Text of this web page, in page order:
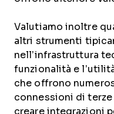
Valutiamo inoltre
altri strumenti
nell’infrastruttura
funzionalità e
che offrono
connessioni di terze
creare integrazioni